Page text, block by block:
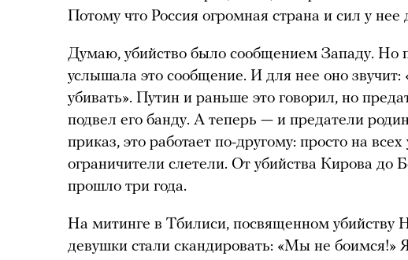
Потому что Россия огромная страна и сил у нее
Думаю, убийство было сообщением Западу. Но
услышала это сообщение. И для нее оно
убивать». Путин и раньше это говорил, но
подвел его банду. А теперь — и предатели
приказ, это работает по-другому: просто на
ограничители слетели. От убийства Кирова до
прошло три года.
На митинге в Тбилиси, посвященном убийству
девушки стали скандировать: «Мы не боимся!»